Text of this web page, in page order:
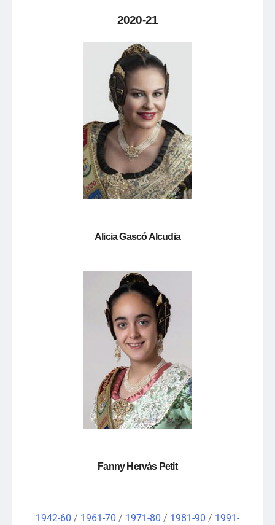
2020-21
Alicia Gascó Alcudia
Fanny Hervás Petit
1942-60 / 1961-70 / 1971-80 / 1981-90 / 1991-